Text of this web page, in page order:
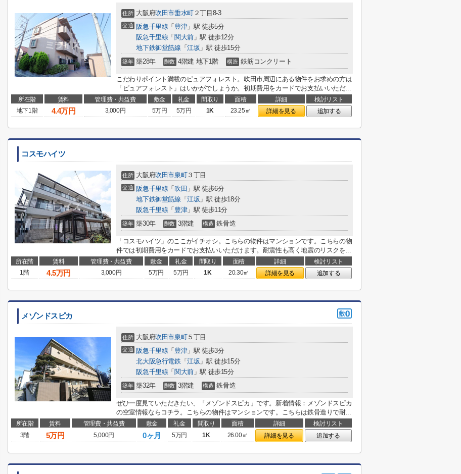
住所 大阪府吹田市垂水町２丁目8-3
交通 阪急千里線 「 豊津」駅 徒歩5分
阪急千里線 「 関大前」駅 徒歩12分
地下鉄御堂筋線 「江坂 」駅 徒歩15分
築年 築28年 階数 4階建 地下1階 構造 鉄筋コンクリート
こだわりポイント満載のピュアフォレスト。吹田市周辺にある物件をお求めの方は
「ピュアフォレスト」はいかがでしょうか。初期費用をカードでお支払いいただ...
所在階 賃料 管理費・共益費 敷金 礼金 間取り 面積 詳細
検討リスト
地下1階
4.4万円 3,000円 5万円 5万円 1K 23.25㎡ 詳細を見る 追加する
コスモハイツ
住所 大阪府吹田市泉町３丁目
交通 阪急千里線 「 吹田 」駅 徒歩6分
地下鉄御堂筋線 「江坂 」駅 徒歩18分
阪急千里線 「 豊津」駅 徒歩11分
築年 築30年 階数 3階建 構造 鉄骨造
「コスモハイツ」のここがイチオシ。こちらの物件はマンションです。こちらの物
件では初期費用をカードでお支払いいただけます。耐震性も高く地震のリスクを...
所在階 賃料 管理費・共益費 敷金 礼金 間取り 面積 詳細
検討リスト
1階
4.5万円 3,000円 5万円 5万円 1K 20.30㎡ 詳細を見る 追加する
メゾンドスピカ
住所 大阪府吹田市泉町５丁目
交通 阪急千里線 「 豊津」駅 徒歩3分
北大阪急行電鉄「江坂 」駅 徒歩15分
阪急千里線 「 関大前」駅 徒歩15分
築年 築32年 階数 3階建 構造 鉄骨造
ぜひ一度見ていただきたい、「メゾンドスピカ」です。新着情報：メゾンドスピカ
の空室情報ならコチラ。こちらの物件はマンションです。こちらは鉄骨造りで耐...
所在階 賃料 管理費・共益費 敷金 礼金 間取り 面積 詳細
検討リスト
3階
5万円 5,000円 0ヶ月 5万円 1K 26.00㎡ 詳細を見る 追加する